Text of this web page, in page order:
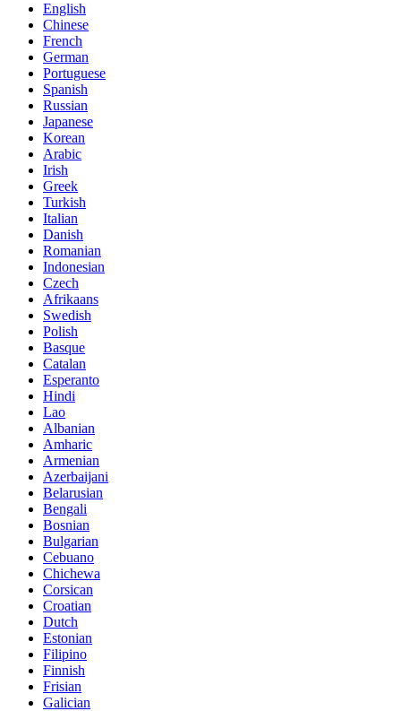
English
Chinese
French
German
Portuguese
Spanish
Russian
Japanese
Korean
Arabic
Irish
Greek
Turkish
Italian
Danish
Romanian
Indonesian
Czech
Afrikaans
Swedish
Polish
Basque
Catalan
Esperanto
Hindi
Lao
Albanian
Amharic
Armenian
Azerbaijani
Belarusian
Bengali
Bosnian
Bulgarian
Cebuano
Chichewa
Corsican
Croatian
Dutch
Estonian
Filipino
Finnish
Frisian
Galician